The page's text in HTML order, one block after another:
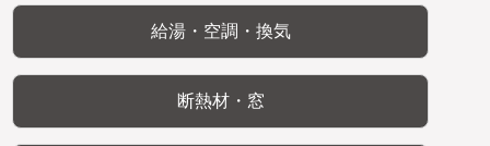
給湯・空調・換気
断熱材・窓